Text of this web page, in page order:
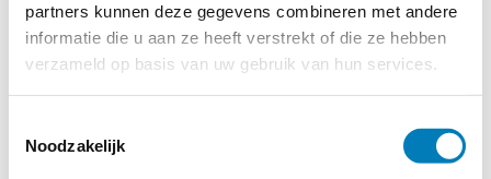
partners kunnen deze gegevens combineren met andere
informatie die u aan ze heeft verstrekt of die ze hebben
verzameld op basis van uw gebruik van hun services.
Noodzakelijk
© 2026 MERWEtechniek B.V.-Disclaimer -Privacy Policy
Cookieverklaring -Verdere contact gegevens